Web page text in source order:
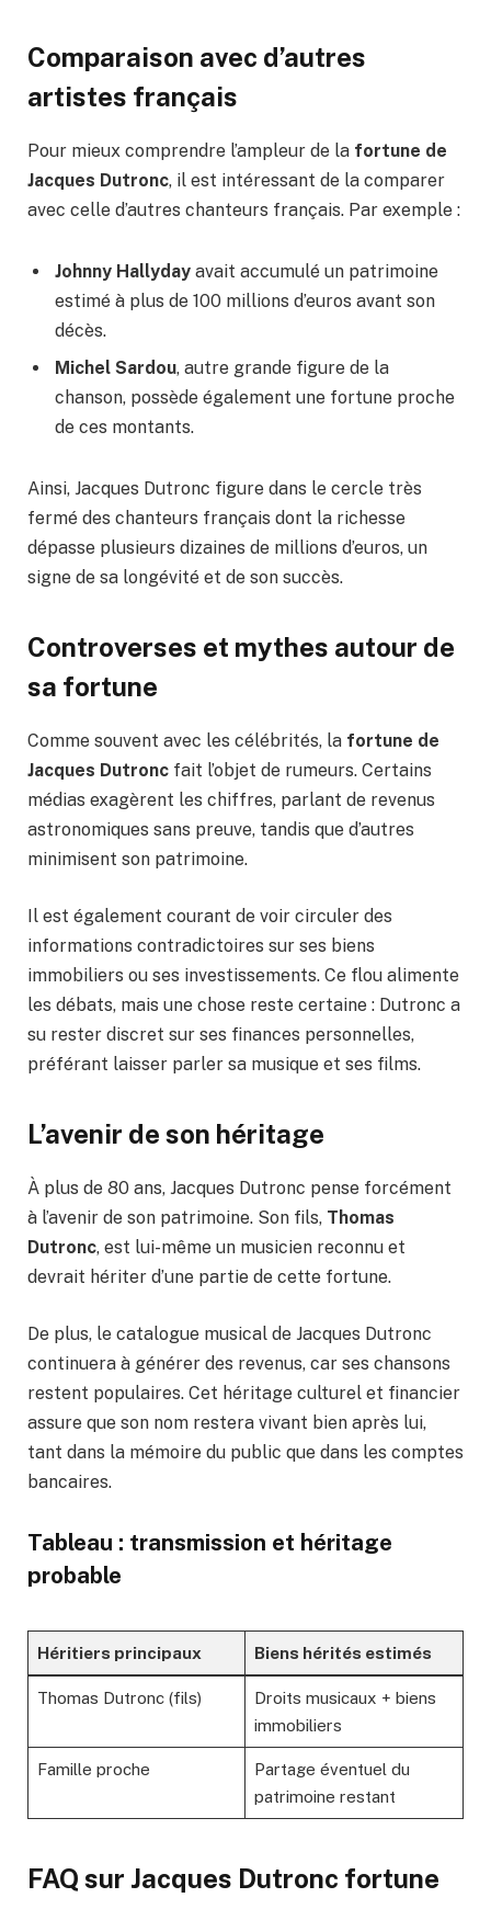
Comparaison avec d’autres
artistes français
Pour mieux comprendre l’ampleur de la fortune de
Jacques Dutronc, il est intéressant de la comparer
avec celle d’autres chanteurs français. Par exemple :
Johnny Hallyday avait accumulé un patrimoine
estimé à plus de 100 millions d’euros avant son
décès.
Michel Sardou, autre grande figure de la
chanson, possède également une fortune proche
de ces montants.
Ainsi, Jacques Dutronc figure dans le cercle très
fermé des chanteurs français dont la richesse
dépasse plusieurs dizaines de millions d’euros, un
signe de sa longévité et de son succès.
Controverses et mythes autour de
sa fortune
Comme souvent avec les célébrités, la fortune de
Jacques Dutronc fait l’objet de rumeurs. Certains
médias exagèrent les chiffres, parlant de revenus
astronomiques sans preuve, tandis que d’autres
minimisent son patrimoine.
Il est également courant de voir circuler des
informations contradictoires sur ses biens
immobiliers ou ses investissements. Ce flou alimente
les débats, mais une chose reste certaine : Dutronc a
su rester discret sur ses finances personnelles,
préférant laisser parler sa musique et ses films.
L’avenir de son héritage
À plus de 80 ans, Jacques Dutronc pense forcément
à l’avenir de son patrimoine. Son fils, Thomas
Dutronc, est lui-même un musicien reconnu et
devrait hériter d’une partie de cette fortune.
De plus, le catalogue musical de Jacques Dutronc
continuera à générer des revenus, car ses chansons
restent populaires. Cet héritage culturel et financier
assure que son nom restera vivant bien après lui,
tant dans la mémoire du public que dans les comptes
bancaires.
Tableau : transmission et héritage
probable
Héritiers principaux Biens hérités estimés
Thomas Dutronc (fils)
Droits musicaux + biens
immobiliers
Famille proche
Partage éventuel du
patrimoine restant
FAQ sur Jacques Dutronc fortune